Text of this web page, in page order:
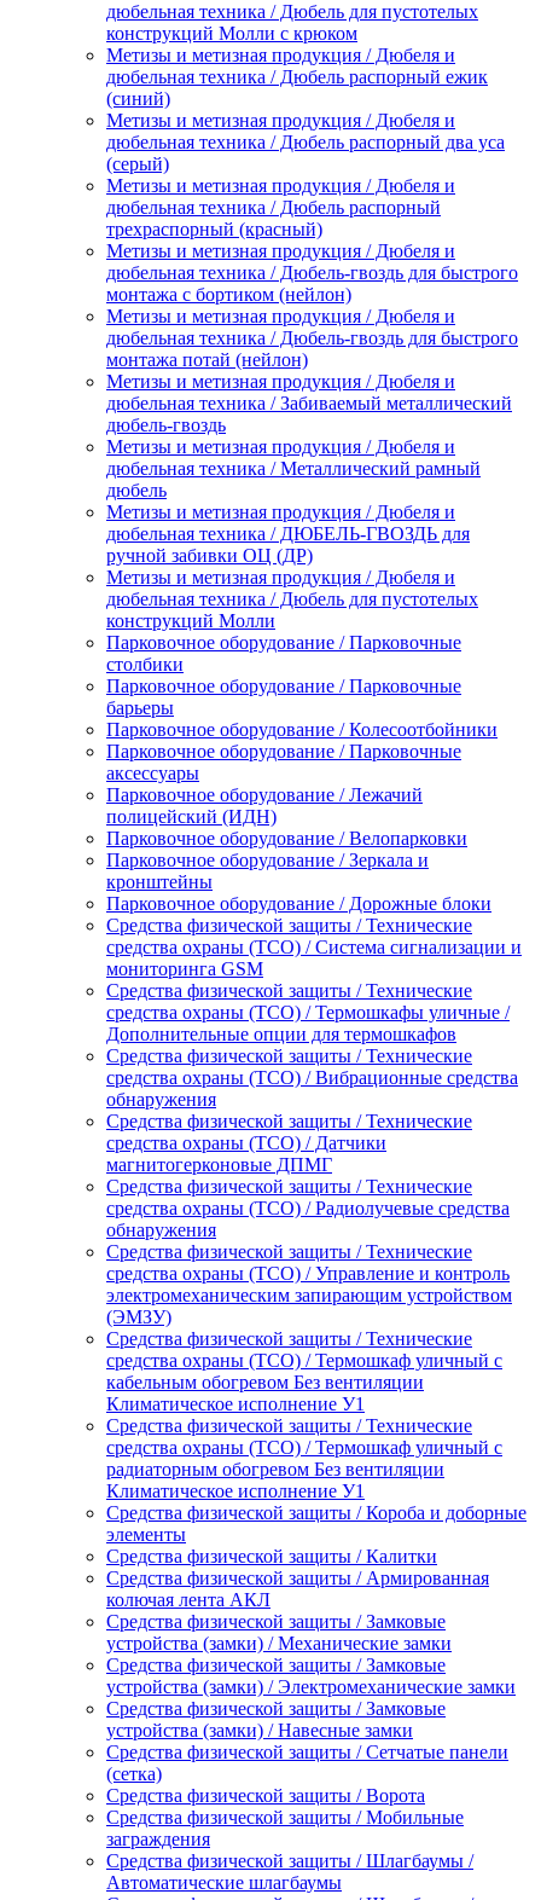
дюбельная техника / Дюбель для пустотелых
конструкций Молли с крюком
Метизы и метизная продукция / Дюбеля и
дюбельная техника / Дюбель распорный ежик
(синий)
Метизы и метизная продукция / Дюбеля и
дюбельная техника / Дюбель распорный два уса
(серый)
Метизы и метизная продукция / Дюбеля и
дюбельная техника / Дюбель распорный
трехраспорный (красный)
Метизы и метизная продукция / Дюбеля и
дюбельная техника / Дюбель-гвоздь для быстрого
монтажа с бортиком (нейлон)
Метизы и метизная продукция / Дюбеля и
дюбельная техника / Дюбель-гвоздь для быстрого
монтажа потай (нейлон)
Метизы и метизная продукция / Дюбеля и
дюбельная техника / Забиваемый металлический
дюбель-гвоздь
Метизы и метизная продукция / Дюбеля и
дюбельная техника / Металлический рамный
дюбель
Метизы и метизная продукция / Дюбеля и
дюбельная техника / ДЮБЕЛЬ-ГВОЗДЬ для
ручной забивки ОЦ (ДР)
Метизы и метизная продукция / Дюбеля и
дюбельная техника / Дюбель для пустотелых
конструкций Молли
Парковочное оборудование / Парковочные
столбики
Парковочное оборудование / Парковочные
барьеры
Парковочное оборудование / Колесоотбойники
Парковочное оборудование / Парковочные
аксессуары
Парковочное оборудование / Лежачий
полицейский (ИДН)
Парковочное оборудование / Велопарковки
Парковочное оборудование / Зеркала и
кронштейны
Парковочное оборудование / Дорожные блоки
Средства физической защиты / Технические
средства охраны (ТСО) / Система сигнализации и
мониторинга GSM
Средства физической защиты / Технические
средства охраны (ТСО) / Термошкафы уличные /
Дополнительные опции для термошкафов
Средства физической защиты / Технические
средства охраны (ТСО) / Вибрационные средства
обнаружения
Средства физической защиты / Технические
средства охраны (ТСО) / Датчики
магнитогерконовые ДПМГ
Средства физической защиты / Технические
средства охраны (ТСО) / Радиолучевые средства
обнаружения
Средства физической защиты / Технические
средства охраны (ТСО) / Управление и контроль
электромеханическим запирающим устройством
(ЭМЗУ)
Средства физической защиты / Технические
средства охраны (ТСО) / Термошкаф уличный с
кабельным обогревом Без вентиляции
Климатическое исполнение У1
Средства физической защиты / Технические
средства охраны (ТСО) / Термошкаф уличный с
радиаторным обогревом Без вентиляции
Климатическое исполнение У1
Средства физической защиты / Короба и доборные
элементы
Средства физической защиты / Калитки
Средства физической защиты / Армированная
колючая лента АКЛ
Средства физической защиты / Замковые
устройства (замки) / Механические замки
Средства физической защиты / Замковые
устройства (замки) / Электромеханические замки
Средства физической защиты / Замковые
устройства (замки) / Навесные замки
Средства физической защиты / Сетчатые панели
(сетка)
Средства физической защиты / Ворота
Средства физической защиты / Мобильные
заграждения
Средства физической защиты / Шлагбаумы /
Автоматические шлагбаумы